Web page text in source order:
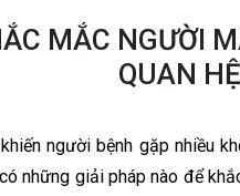
MẮC NGƯỜI
QUAN
người bệnh gặp nhiều
những giải pháp nào để